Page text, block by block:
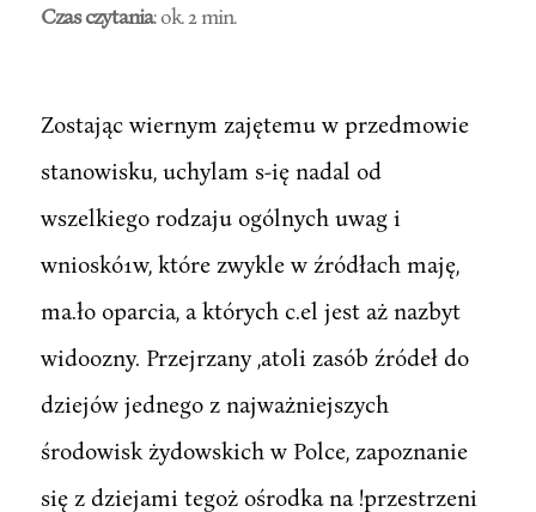
Czas czytania: ok. 2 min.
Zostając wiernym zajętemu w przedmowie
stanowisku, uchylam s-ię nadal od
wszelkiego rodzaju ogólnych uwag i
wnioskó1w, które zwykle w źródłach maję,
ma.ło oparcia, a których c.el jest aż nazbyt
widoozny. Przejrzany ,atoli zasób źródeł do
dziejów jednego z najważniejszych
środowisk żydowskich w Polce, zapoznanie
się z dziejami tegoż ośrodka na !przestrzeni